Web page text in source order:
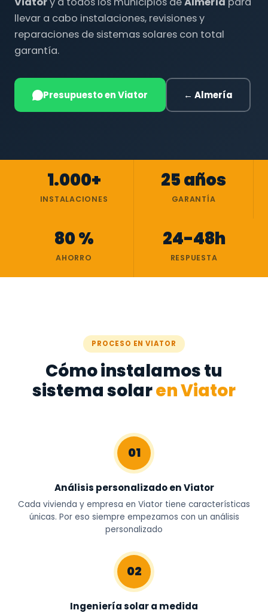
llevar a cabo instalaciones, revisiones y
reparaciones de sistemas solares con total
garantía.
Presupuesto en Viator ← Almería
1.000+
INSTALACIONES
25 años
GARANTÍA
80 %
AHORRO
24-48h
RESPUESTA
PROCESO EN VIATOR
Cómo instalamos tu
sistema solaren Viator
01
Análisis personalizado en Viator
Cada vivienda y empresa en Viator tiene características
únicas. Por eso siempre empezamos con un análisis
personalizado
02
Ingeniería solar a medida